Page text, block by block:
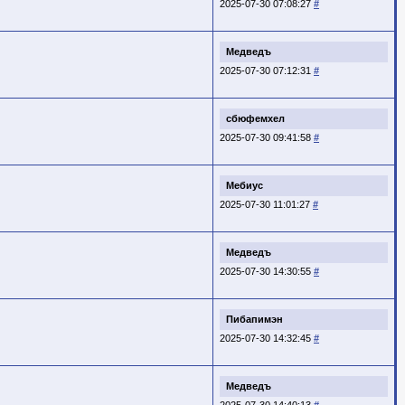
2025-07-30 07:08:27 #
Медведъ
2025-07-30 07:12:31 #
сбюфемхел
2025-07-30 09:41:58 #
Мебиус
2025-07-30 11:01:27 #
Медведъ
2025-07-30 14:30:55 #
Пибапимэн
2025-07-30 14:32:45 #
Медведъ